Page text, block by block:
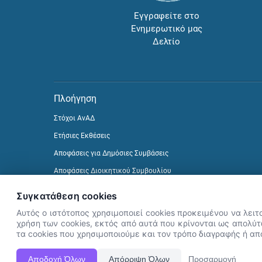
Εγγραφείτε στο
Ενημερωτικό μας
Δελτίο
Πλοήγηση
Στόχοι ΑνΑΔ
Ετήσιες Εκθέσεις
Αποφάσεις για Δημόσιες Συμβάσεις
Αποφάσεις Διοικητικού Συμβουλίου
Συγκατάθεση cookies
Αυτός ο ιστότοπος χρησιμοποιεί cookies προκειμένου να
χρήση των cookies, εκτός από αυτά που κρίνονται ως
τα cookies που χρησιμοποιούμε και τον τρόπο διαγραφής ή
Αποδοχή Όλων Απόρριψη Όλων Προσαρμογή